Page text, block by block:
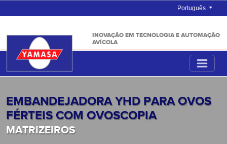
Português
INOVAÇÃO EM TECNOLOGIA E AUTOMAÇÃO
AVÍCOLA
EMBANDEJADORA YHD PARA OVOS
FÉRTEIS COM OVOSCOPIA
MATRIZEIROS